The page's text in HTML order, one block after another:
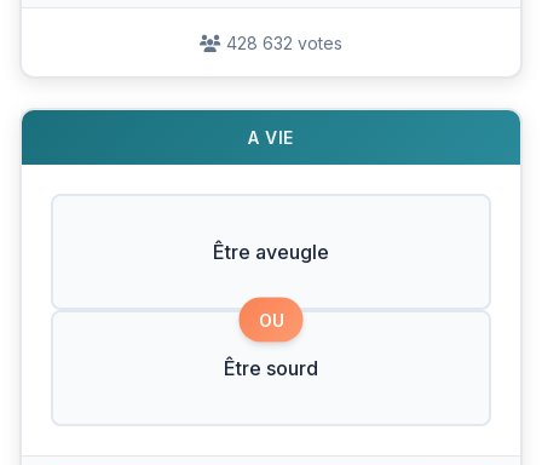
428 632 votes
A VIE
Être aveugle
OU
Être sourd